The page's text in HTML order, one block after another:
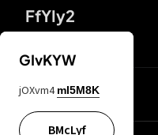
FfYIy2
DDcvSo
GIvKYW
jOXvm4 mI5M8K
BMcLyf